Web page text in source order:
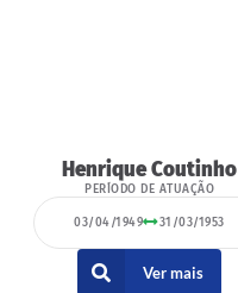
Henrique Coutinho
PERÍODO DE ATUAÇÃO
03/04/1949 31/03/1953
Ver mais